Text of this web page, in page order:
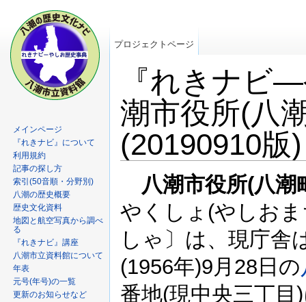
『れきナビ
潮市役所(八
(20190910版)
八潮市役所(八潮
やくしょ(やしお
しゃ〕は、現庁舎
(1956年)9月28日の
番地(現中央三丁
プロジェクトページ
メインページ
『れきナビ』について
利用規約
記事の探し方
索引(50音順・分野別)
八潮の歴史概要
歴史文化資料
地図と航空写真から調べ
る
『れきナビ』講座
八潮市立資料館について
年表
元号(年号)の一覧
更新のお知らせなど